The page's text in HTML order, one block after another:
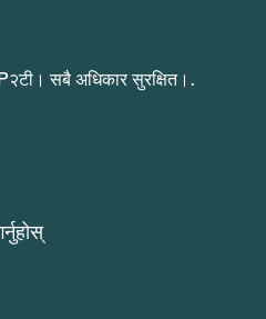
सबै अधिकार सुरक्षित।.